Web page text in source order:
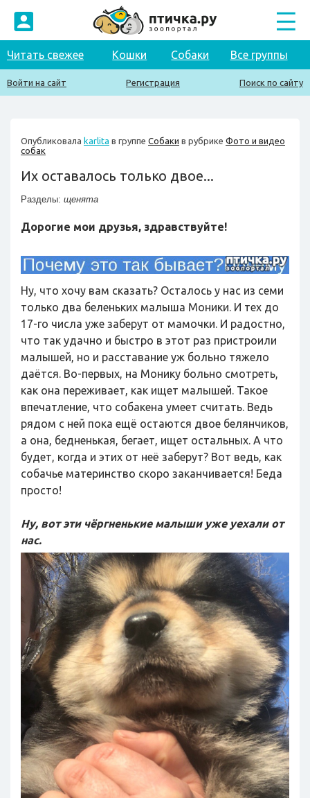
Читать свежее Кошки Собаки Все группы
Войти на сайт Регистрация Поиск по сайту
Опубликовала karlita в группе Собаки в рубрике Фото и видео
собак
Их оставалось только двое...
Разделы: щенята
Дорогие мои друзья, здравствуйте!
Ну, что хочу вам сказать? Осталось у нас из семи
только два беленьких малыша Моники. И тех до
17-го числа уже заберут от мамочки. И радостно,
что так удачно и быстро в этот раз пристроили
малышей, но и расставание уж больно тяжело
даётся. Во-первых, на Монику больно смотреть,
как она переживает, как ищет малышей. Такое
впечатление, что собакена умеет считать. Ведь
рядом с ней пока ещё остаются двое белянчиков,
а она, бедненькая, бегает, ищет остальных. А что
будет, когда и этих от неё заберут? Вот ведь, как
собачье материнство скоро заканчивается! Беда
просто!
Ну, вот эти чёргненькие малыши уже уехали от
нас.